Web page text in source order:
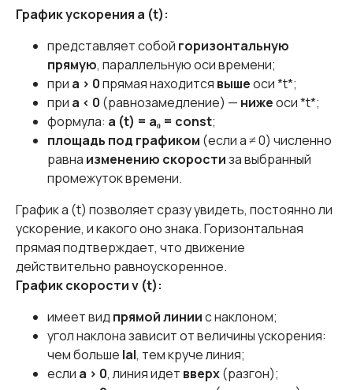
График ускорения a (t):
представляет собой горизонтальную
прямую, параллельную оси времени;
при a > 0прямая находится вышеоси *t*;
при a < 0 (равнозамедление) — нижеоси *t*;
формула: a (t) = a₀ = const;
площадь под графиком (если a ≠ 0) численно
равна изменению скоростиза выбранный
промежуток времени.
График a (t) позволяет сразу увидеть, постоянно ли
ускорение, и какого оно знака. Горизонтальная
прямая подтверждает, что движение
действительно равноускоренное.
График скорости v (t):
имеет вид прямой линиис наклоном;
угол наклона зависит от величины ускорения:
чем больше |a|, тем круче линия;
если a > 0, линия идет вверх(разгон);